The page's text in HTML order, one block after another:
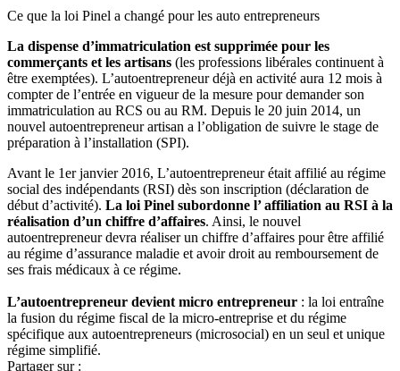
Ce que la loi Pinel a changé pour les auto entrepreneurs
La dispense d’immatriculation est supprimée pour les
commerçants et les artisans (les professions libérales continuent à
être exemptées). L’autoentrepreneur déjà en activité aura 12 mois à
compter de l’entrée en vigueur de la mesure pour demander son
immatriculation au RCS ou au RM. Depuis le 20 juin 2014, un
nouvel autoentrepreneur artisan a l’obligation de suivre le stage de
préparation à l’installation (SPI).
Avant le 1er janvier 2016, L’autoentrepreneur était affilié au régime
social des indépendants (RSI) dès son inscription (déclaration de
début d’activité). La loi Pinel subordonne l’ affiliation au RSI à la
réalisation d’un chiffre d’affaires. Ainsi, le nouvel
autoentrepreneur devra réaliser un chiffre d’affaires pour être affilié
au régime d’assurance maladie et avoir droit au remboursement de
ses frais médicaux à ce régime.
L’autoentrepreneur devient micro entrepreneur : la loi entraîne
la fusion du régime fiscal de la micro-entreprise et du régime
spécifique aux autoentrepreneurs (microsocial) en un seul et unique
régime simplifié.
Partager sur :